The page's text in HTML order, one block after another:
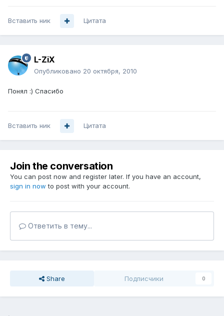
Вставить ник Цитата
L-ZiX
Опубликовано 20 октября, 2010
Понял :) Спасибо
Вставить ник Цитата
Join the conversation
You can post now and register later. If you have an account,
sign in now to post with your account.
Ответить в тему...
Share Подписчики 0